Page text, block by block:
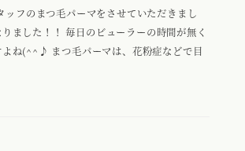
フのまつ毛パーマをさせていただきまし
ました！！ 毎日のビューラーの時間が無く
ね(^^♪ まつ毛パーマは、花粉症などで目